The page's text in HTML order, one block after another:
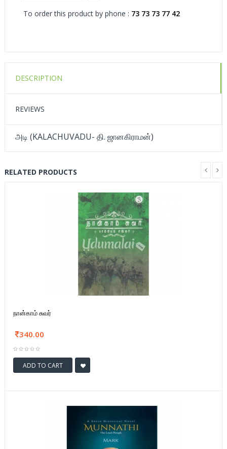
To order this product by phone : 73 73 73 77 42
DESCRIPTION
REVIEWS
அடி (KALACHUVADU- தி. ஜானகிராமன்)
RELATED PRODUCTS
நான்காம் சுவர்
340.00
ADD TO CART